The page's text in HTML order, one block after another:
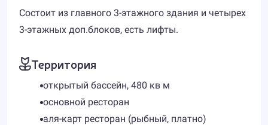
Состоит из главного 3-этажного здания и четырех
3-этажных доп.блоков, есть лифты.
Территория
открытый бассейн, 480 кв м
основной ресторан
аля-карт ресторан (рыбный, платно)